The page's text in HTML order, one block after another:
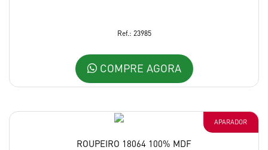
Ref.: 23985
COMPRE AGORA
APARADOR
ROUPEIRO 18064 100% MDF